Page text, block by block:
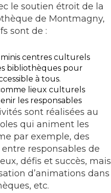
le soutien étroit de la
de Montmagny,
sont de :
centres culturels
bibliothèques pour
à tous.
lieux culturels
les responsables
sont réalisées au
qui animent les
par exemple, des
responsables de
défis et succès, mais
d’animations dans
etc.